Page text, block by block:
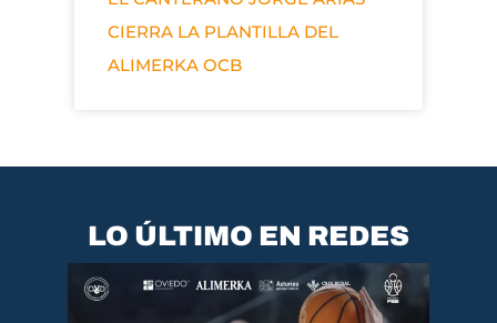
CIERRA LA PLANTILLA DEL
ALIMERKA OCB
LO ÚLTIMO EN REDES